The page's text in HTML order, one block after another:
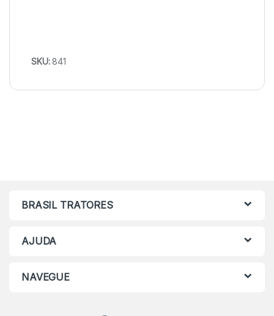
SKU:841
BRASIL TRATORES
AJUDA
NAVEGUE